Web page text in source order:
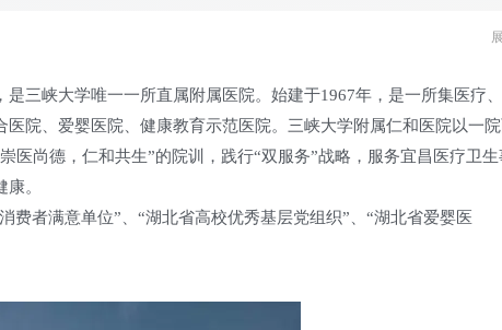
三峡大学唯一一所直属附属医院。始建于1967年，是一所集医疗、
院、爱婴医院、健康教育示范医院。三峡大学附属仁和医院以一
医尚德，仁和共生”的院训，践行“双服务”战略，服务宜昌医疗卫生
。
费者满意单位”、“湖北省高校优秀基层党组织”、“湖北省爱婴医
”、三峡大学“院务公开工作先进单位”；并连续两年荣获市卫生计生